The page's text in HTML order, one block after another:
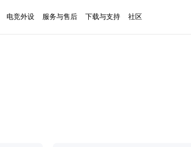
电竞外设 服务与售后 下载与支持 社区